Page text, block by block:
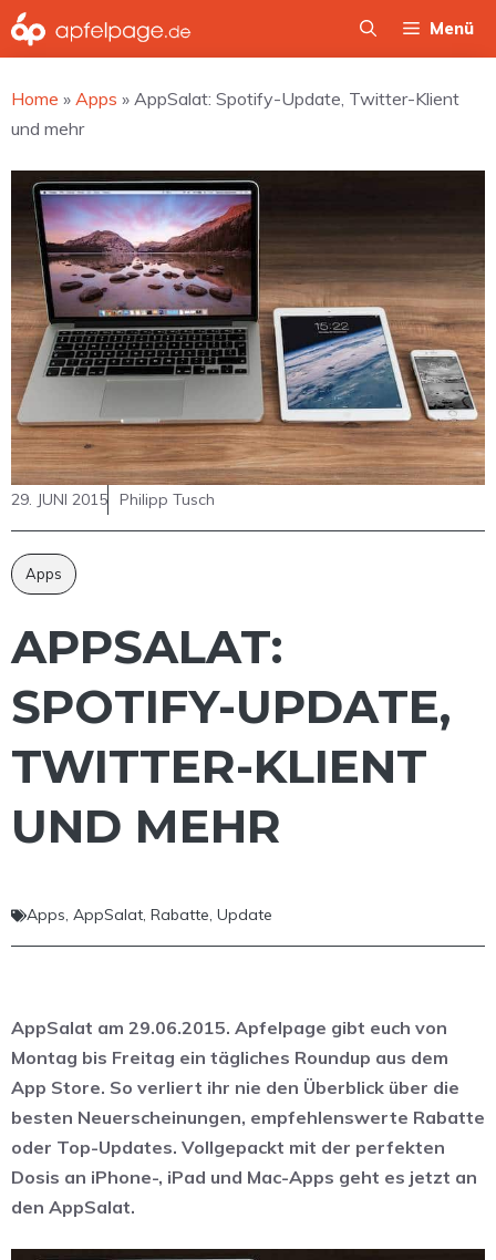
Zum
Inhalt
Menü
Home » Apps » AppSalat: Spotify-Update, Twitter-Klient
und mehr
29. JUNI 2015 Philipp Tusch
Apps
APPSALAT:
SPOTIFY-UPDATE,
TWITTER-KLIENT
UND MEHR
Apps, AppSalat, Rabatte, Update
AppSalat am 29.06.2015. Apfelpage gibt euch von
Montag bis Freitag ein tägliches Roundup aus dem
App Store. So verliert ihr nie den Überblick über die
besten Neuerscheinungen, empfehlenswerte Rabatte
oder Top-Updates. Vollgepackt mit der perfekten
Dosis an iPhone-, iPad und Mac-Apps geht es jetzt an
den AppSalat.